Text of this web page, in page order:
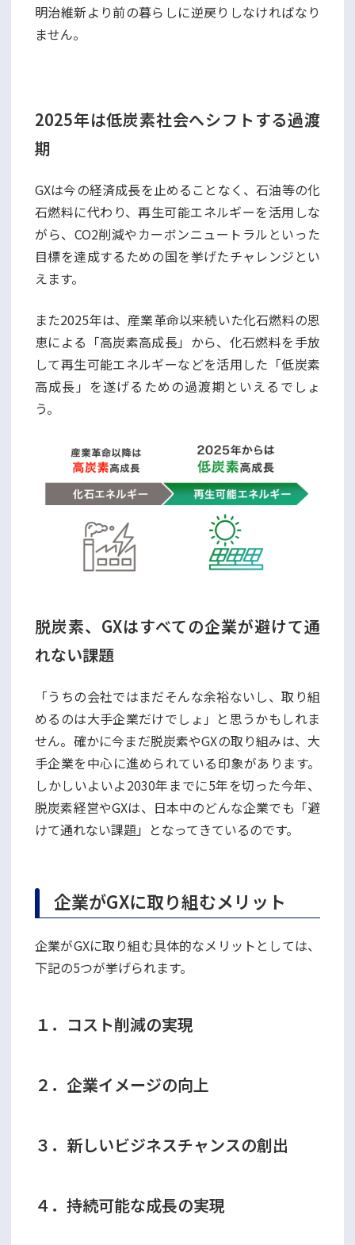
明治維新より前の暮らしに逆戻りしなければなり
ません。
2025年は低炭素社会へシフトする過渡
期
GXは今の経済成長を止めることなく、石油等の化
石燃料に代わり、再生可能エネルギーを活用しな
がら、CO2削減やカーボンニュートラルといった
目標を達成するための国を挙げたチャレンジとい
えます。
また2025年は、産業革命以来続いた化石燃料の恩
恵による「高炭素高成長」から、化石燃料を手放
して再生可能エネルギーなどを活用した「低炭素
高成長」を遂げるための過渡期といえるでしょ
う。
脱炭素、GXはすべての企業が避けて通
れない課題
「うちの会社ではまだそんな余裕ないし、取り組
めるのは大手企業だけでしょ」と思うかもしれま
せん。確かに今まだ脱炭素やGXの取り組みは、大
手企業を中心に進められている印象があります。
しかしいよいよ2030年までに5年を切った今年、
脱炭素経営やGXは、日本中のどんな企業でも「避
けて通れない課題」となってきているのです。
企業がGXに取り組むメリット
企業がGXに取り組む具体的なメリットとしては、
下記の5つが挙げられます。
１．コスト削減の実現
２．企業イメージの向上
３．新しいビジネスチャンスの創出
４．持続可能な成長の実現